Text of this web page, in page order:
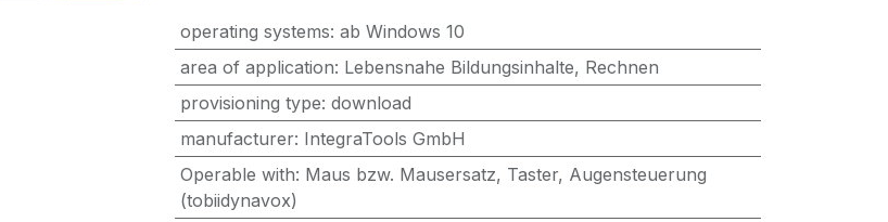
operating systems: ab Windows 10
area of application: Lebensnahe Bildungsinhalte, Rechnen
provisioning type: download
manufacturer: IntegraTools GmbH
Operable with: Maus bzw. Mausersatz, Taster, Augensteuerung
(tobiidynavox)